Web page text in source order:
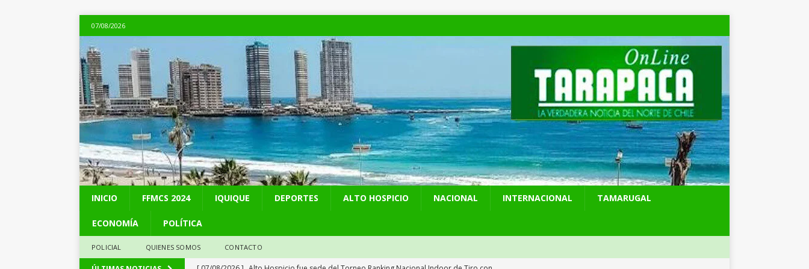
07/08/2026
INICIO FFMCS 2024 IQUIQUE DEPORTES ALTO HOSPICIO NACIONAL INTERNACIONAL TAMARUGAL
ECONOMÍA POLÍTICA
POLICIAL QUIENES SOMOS CONTACTO